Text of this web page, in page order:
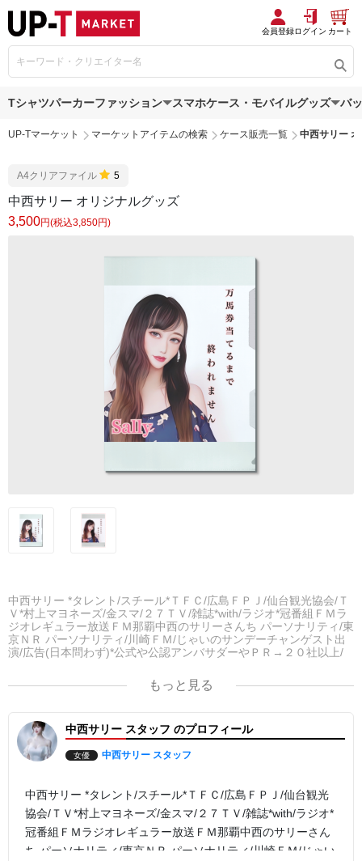
会員登録ログイン カート
Tシャツパーカーファッション スマホケース・モバイルグッズ バ
UP-Tマーケット マーケットアイテムの検索 ケース販売一覧 中西サリー
A4クリアファイル 5
中西サリー オリジナルグッズ
3,500円(税込3,850円)
中西サリー *タレント/スチール*ＴＦＣ/広島ＦＰＪ/仙台観光協会/Ｔ
Ｖ*村上マヨネーズ/金スマ/２７ＴＶ/雑誌*with/ラジオ*冠番組ＦＭラ
ジオレギュラー放送ＦＭ那覇中西のサリーさんち パーソナリティ/東
京ＮＲ パーソナリティ/川崎ＦＭ/じゃいのサンデーチャンゲスト出
演/広告(日本問わず)*公式や公認アンバサダーやＰＲ→２０社以上/
もっと見る
中西サリー スタッフ のプロフィール
女優 中西サリー スタッフ
中西サリー *タレント/スチール*ＴＦＣ/広島ＦＰＪ/仙台観光
協会/ＴＶ*村上マヨネーズ/金スマ/２７ＴＶ/雑誌*with/ラジオ*
冠番組ＦＭラジオレギュラー放送ＦＭ那覇中西のサリーさん
ち パーソナリティ/東京ＮＲ パーソナリティ/川崎ＦＭ/じゃい